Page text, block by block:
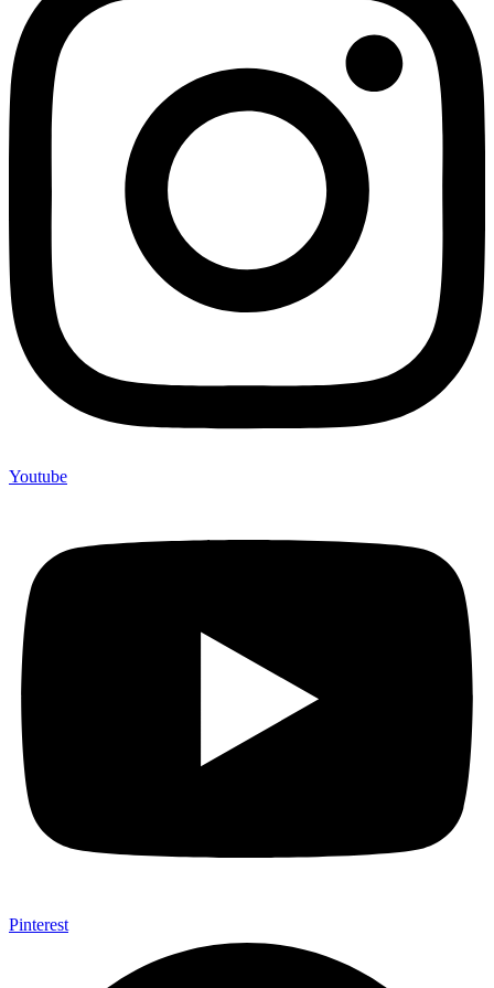
Youtube
Pinterest